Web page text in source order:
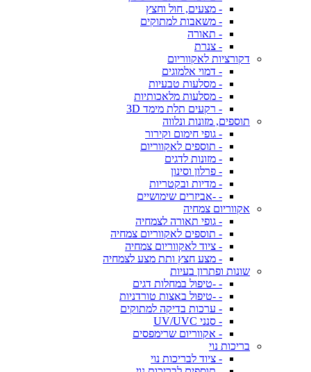
- מצעים, חול וחצץ
- משאבות למתוקים
- תאורה
- צנרת
דקורציות לאקווריום
- דמוי אלמוגים
- מסלעות טבעיות
- מסלעות מלאכותיות
- רקעים תלת מימד 3D
תוספים, מזונות ונלווה
- גופי חימום וקירור
- תוספים לאקווריום
- מזונות לדגים
- פרלון וסינון
- מדיות ובקטריות
- -אביזרים שימושיים
אקווריום צמחיה
- גופי תאורה לצמחיה
- תוספים לאקווריום צמחיה
- ציוד לאקווריום צמחיה
- מצע חצץ ותת מצע לצמחיה
שונות ופתרון בעיות
- -טיפול במחלות דגים
- -טיפול באצות טורדניות
- ערכות בדיקה למתוקים
- סנני UV/UVC
- אקווריום שרימפסים
בריכות נוי
- ציוד לבריכות נוי